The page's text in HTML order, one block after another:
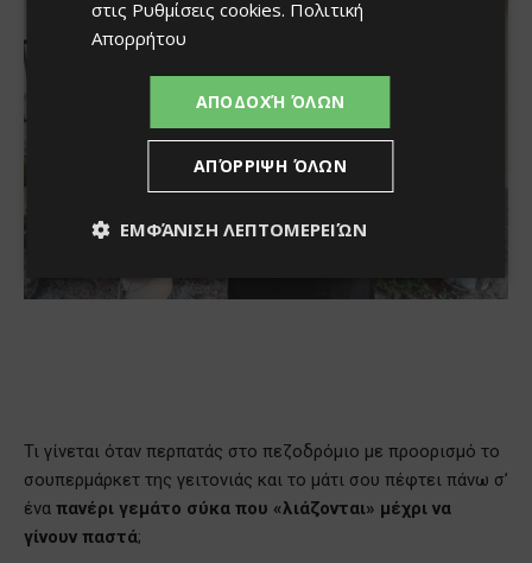
στις Ρυθμίσεις cookies. Πολιτική
Απορρήτου
ΑΠΟΔΟΧΉ ΌΛΩΝ
ΑΠΌΡΡΙΨΗ ΌΛΩΝ
ΕΜΦΆΝΙΣΗ ΛΕΠΤΟΜΕΡΕΙΏΝ